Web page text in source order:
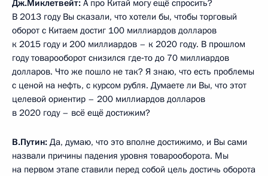
Дж.Миклетвейт: А про Китай могу ещё спросить?
В 2013 году Вы сказали, что хотели бы, чтобы торговый
оборот с Китаем достиг 100 миллиардов долларов
к 2015 году и 200 миллиардов – к 2020 году. В прошлом
году товарооборот снизился где‑то до 70 миллиардов
долларов. Что же пошло не так? Я знаю, что есть проблемы
с ценой на нефть, с курсом рубля. Думаете ли Вы, что этот
целевой ориентир – 200 миллиардов долларов
в 2020 году – всё ещё достижим?
В.Путин: Да, думаю, что это вполне достижимо, и Вы сами
назвали причины падения уровня товарооборота. Мы
на первом этапе ставили перед собой цель достичь оборота